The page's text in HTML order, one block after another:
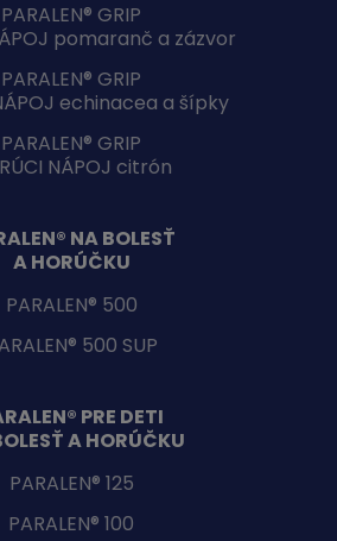
PARALEN® GRIP
pomaranč a zázvor
PARALEN® GRIP
echinacea a šípky
PARALEN® GRIP
NÁPOJ citrón
NA BOLESŤ
A HORÚČKU
PARALEN® 500
500 SUP
PRE DETI
A HORÚČKU
PARALEN® 125
PARALEN® 100